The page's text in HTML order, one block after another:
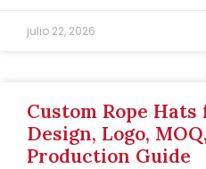
julio 22, 2026
Custom Rope
Design, Logo,
Production Guide